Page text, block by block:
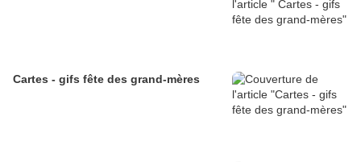
Cartes - gifs fête des grand-mères